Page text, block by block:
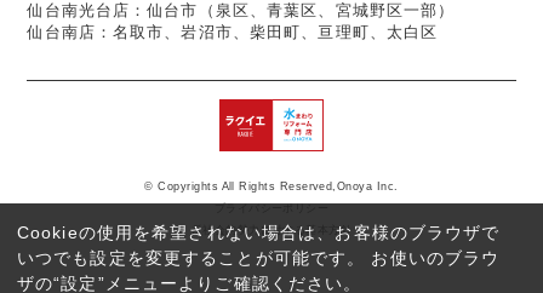
Cookieの使用を希望されない場合は、お客様のブラウザで
いつでも設定を変更することが可能です。 お使いのブラウ
ザの“設定”メニューよりご確認ください。
反社会的勢力に対する基本方針
© Copyrights All Rights Reserved,Onoya Inc.
仙台南光台店：仙台市（泉区、青葉区、宮城野区一部）
仙台南店：名取市、岩沼市、柴田町、亘理町、太白区